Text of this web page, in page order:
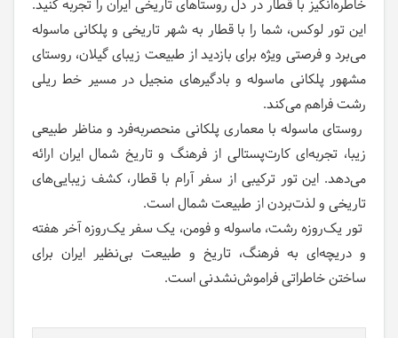
خاطره‌انگیز با قطار در دل روستاهای تاریخی ایران را تجربه کنید.
این تور لوکس، شما را با قطار به شهر تاریخی و پلکانی ماسوله
می‌برد و فرصتی ویژه برای بازدید از طبیعت زیبای گیلان، روستای
مشهور پلکانی ماسوله و بادگیرهای منجیل در مسیر خط ریلی
رشت فراهم می‌کند.
روستای ماسوله با معماری پلکانی منحصربه‌فرد و مناظر طبیعی
زیبا، تجربه‌ای کارت‌پستالی از فرهنگ و تاریخ شمال ایران ارائه
می‌دهد. این تور ترکیبی از سفر آرام با قطار، کشف زیبایی‌های
تاریخی و لذت‌بردن از طبیعت شمال است.
تور یک‌روزه رشت، ماسوله و فومن، یک سفر یک‌روزه آخر هفته
و دریچه‌ای به فرهنگ، تاریخ و طبیعت بی‌نظیر ایران برای
ساختن خاطراتی فراموش‌نشدنی است.